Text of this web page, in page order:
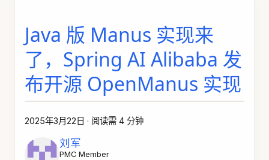
Java 版 Manus 实现来
了，Spring AI Alibaba 发
布开源 OpenManus 实现
2025年3月22日 · 阅读需 4 分钟
刘军
PMC Member